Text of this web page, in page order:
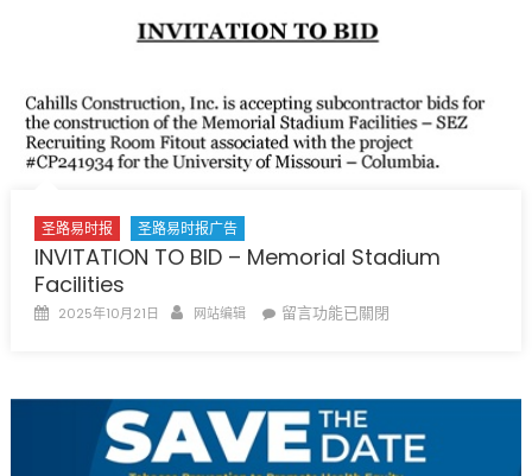
费
康
检
查〉
中
圣路易时报 圣路易时报广告
INVITATION TO BID – Memorial Stadium
Facilities
Posted
2025年10月21日 Author
网站编辑
在
–
Memorial
留言功能已關閉